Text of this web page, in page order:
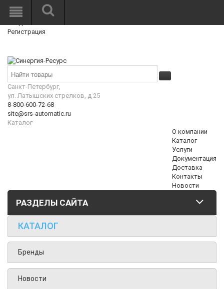
Режим работы: Пн—Пт: 10:00—18:00
Регистрация
Санкт-Петербург,
ул. Латышских стрелков, д 25
8-800-600-72-68
site@srs-automatic.ru
Каталог
О компании
Каталог
Услуги
Документация
Доставка
Контакты
Новости
РАЗДЕЛЫ САЙТА
КАТАЛОГ
Бренды
Новости